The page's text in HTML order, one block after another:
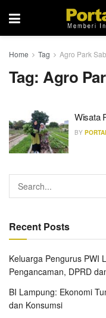
Home Tag Agro Park
Tag:Agro
Wisata
BY
Recent Posts
Keluarga Pengurus PWI
Pengancaman, DPRD
BI Lampung: Ekonomi
dan Konsumsi